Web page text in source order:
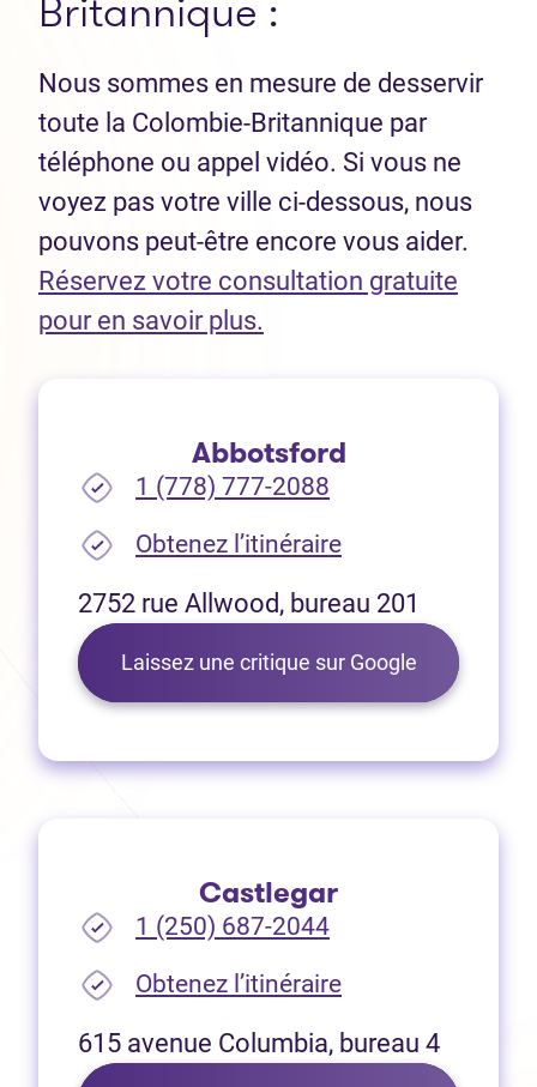
Nous sommes en mesure de desservir
toute la Colombie-Britannique par
téléphone ou appel vidéo. Si vous ne
voyez pas votre ville ci-dessous, nous
pouvons peut-être encore vous aider.
Réservez votre consultation gratuite
pour en savoir plus.
Abbotsford
1 (778) 777-2088
Obtenez l’itinéraire(Ouvre dans un
2752 rue Allwood, bureau 201
Laissez une critique sur Google(Ouvre
Castlegar
1 (250) 687-2044
Obtenez l’itinéraire(Ouvre dans un
615 avenue Columbia, bureau 4